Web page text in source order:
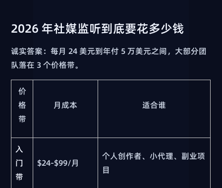
2026 年社媒监听到底要花多少钱
诚实答案：每月 24 美元到年付 5 万美元之间，大部分团
队落在 3 个价格带。
价
格
带
月成本 适合谁
入
门
带
$24-$99/月
个人创作者、小代理、副业项
目